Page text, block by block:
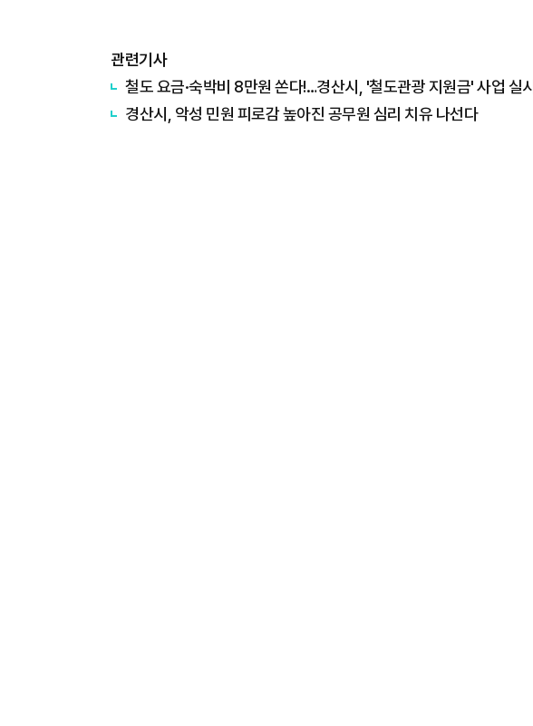
관련기사
철도 요금·숙박비 8만원 쏜다!…경산시, '철도관광 지원금' 사업 실시
경산시, 악성 민원 피로감 높아진 공무원 심리 치유 나선다